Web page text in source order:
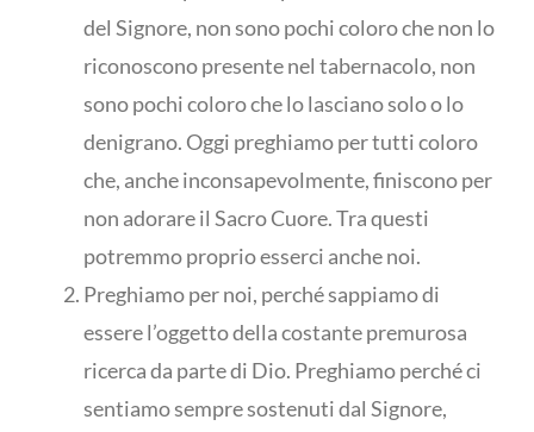
del Signore, non sono pochi coloro che non lo
riconoscono presente nel tabernacolo, non
sono pochi coloro che lo lasciano solo o lo
denigrano. Oggi preghiamo per tutti coloro
che, anche inconsapevolmente, finiscono per
non adorare il Sacro Cuore. Tra questi
potremmo proprio esserci anche noi.
Preghiamo per noi, perché sappiamo di
essere l’oggetto della costante premurosa
ricerca da parte di Dio. Preghiamo perché ci
sentiamo sempre sostenuti dal Signore,